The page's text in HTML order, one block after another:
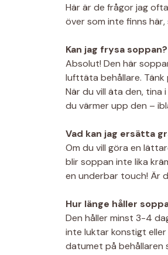
Här är de frågor jag
över som inte finns
Kan jag frysa soppan?
Absolut! Den här
lufttäta behållare.
När du vill äta den, tina
du värmer upp den –
Vad kan jag ersätta
Om du vill göra en
blir soppan inte lika
en underbar touch! Är
Hur länge håller
Den håller minst 3-4
inte luktar konstigt
datumet på behållaren